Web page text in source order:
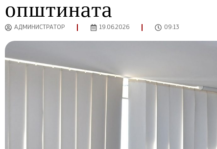
општината
АДМИНИСТРАТОР 19.06.2026 09:13